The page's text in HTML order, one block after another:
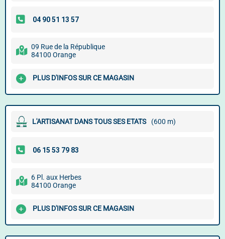
09 Rue de la République
84100 Orange
PLUS D'INFOS SUR CE MAGASIN
L'ARTISANAT DANS TOUS SES ETATS (600 m)
6 Pl. aux Herbes
84100 Orange
PLUS D'INFOS SUR CE MAGASIN